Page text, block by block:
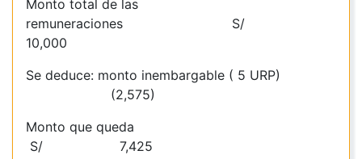
Monto total de las
remuneraciones S/
10,000
Se deduce: monto inembargable ( 5 URP)
(2,575)
Monto que queda
S/ 7,425